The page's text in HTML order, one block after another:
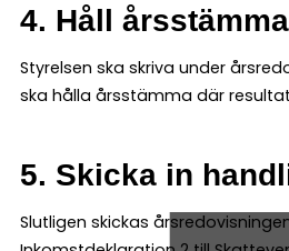
4. Håll årsstämma
Styrelsen ska skriva under
ska hålla årsstämma där
5. Skicka in
Slutligen skickas